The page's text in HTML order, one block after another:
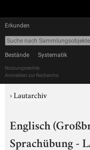
Erkunden
Bestände Systematik
Nutzungsrechte
Anmelden zur Recherche
›Lautarchiv
Englisch
Sprachübung -